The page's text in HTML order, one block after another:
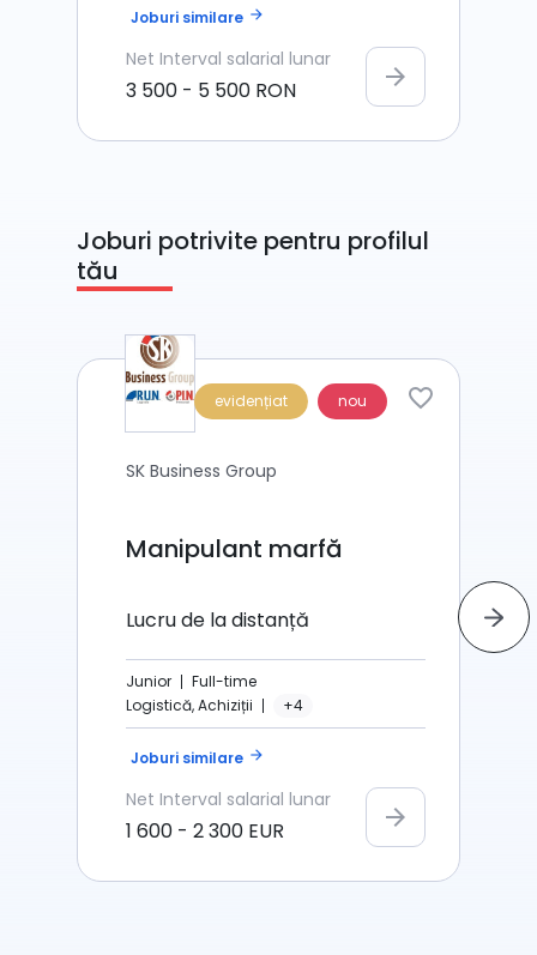
Joburi similare arrow_forward
Net Interval salarial lunar
3 500 - 5 500 RON arrow_forward
Joburi potrivite pentru profilul
tău
evidențiat nou
SK Business Group
Manipulant marfă
Lucru de la distanță
Junior
Full-time
Logistică, Achiziții
+4
Joburi similare arrow_forward
Net Interval salarial lunar
1 600 - 2 300 EUR arrow_forward